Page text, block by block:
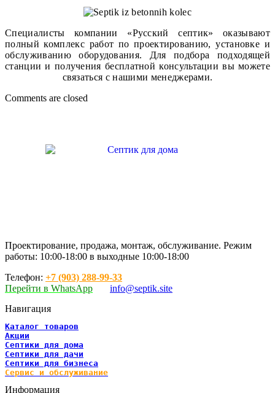
Специалисты компании «Русский септик» оказывают
полный комплекс работ по проектированию, установке и
обслуживанию оборудования. Для подбора подходящей
станции и получения бесплатной консультации вы можете
связаться с нашими менеджерами.
Comments are closed
Проектирование, продажа, монтаж, обслуживание. Режим
работы: 10:00-18:00 в выходные 10:00-18:00
Телефон: +7 (903) 288-99-33
Перейти в WhatsApp
info@septik.site
Навигация
Каталог товаров
Акции
Септики для дома
Септики для дачи
Септики для бизнеса
Сервис и обслуживание
Информация